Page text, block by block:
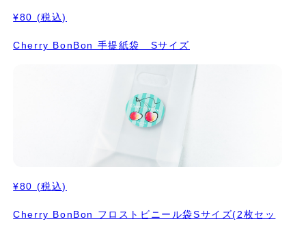
¥80 (税込)
Cherry BonBon 手提紙袋 Sサイズ
¥80 (税込)
Cherry BonBon フロストビニール袋Sサイズ(2枚セッ